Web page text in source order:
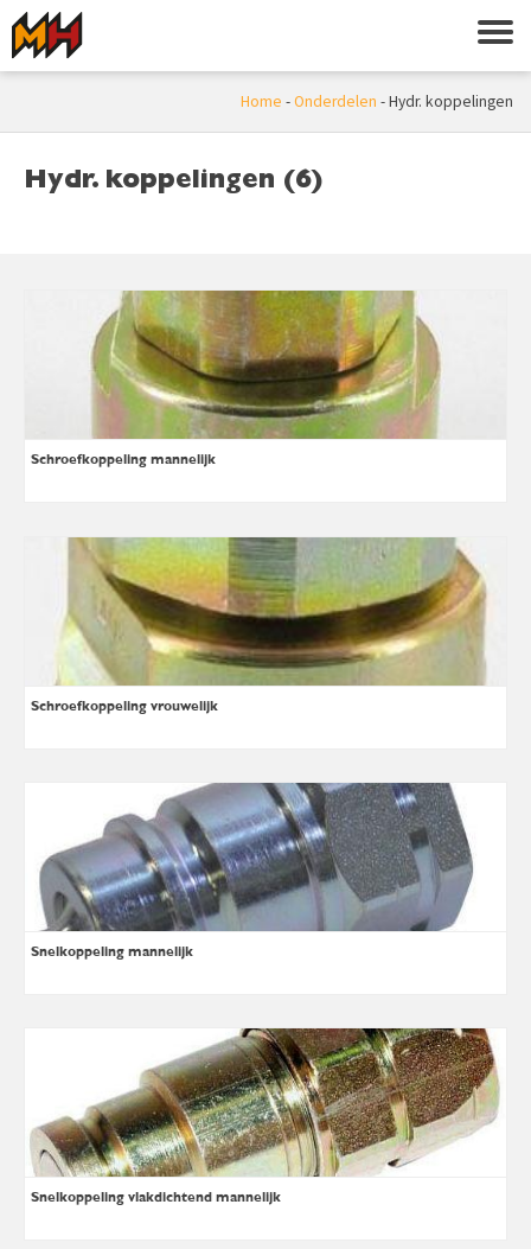
Home -Onderdelen -Hydr. koppelingen
Hydr. koppelingen (6)
Schroefkoppeling mannelijk
Schroefkoppeling vrouwelijk
Snelkoppeling mannelijk
Snelkoppeling vlakdichtend mannelijk